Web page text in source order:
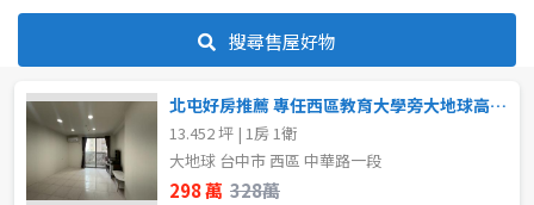
50~60 坪
60~70 坪 70~80 坪
80坪以上
20坪以下
20~30 坪 30~40 坪
40~50 坪 50~60 坪
搜尋售屋好物
北屯好房推薦 專任西區教育大學旁大地球高樓層套房
13.452 坪 | 1房 1衛
大地球 台中市 西區 中華路一段
298 萬 328萬